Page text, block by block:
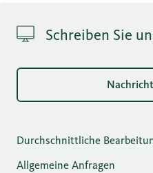
Schreiben Sie
Durchschnittliche
Allgemeine Anfragen